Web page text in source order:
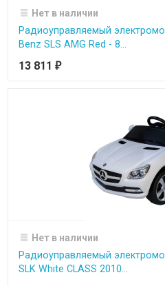
Нет в наличии
Радиоуправляемый
Benz SLS AMG Red - 8...
13 811 ₽
Нет в наличии
Радиоуправляемый
SLK White CLASS 2010...